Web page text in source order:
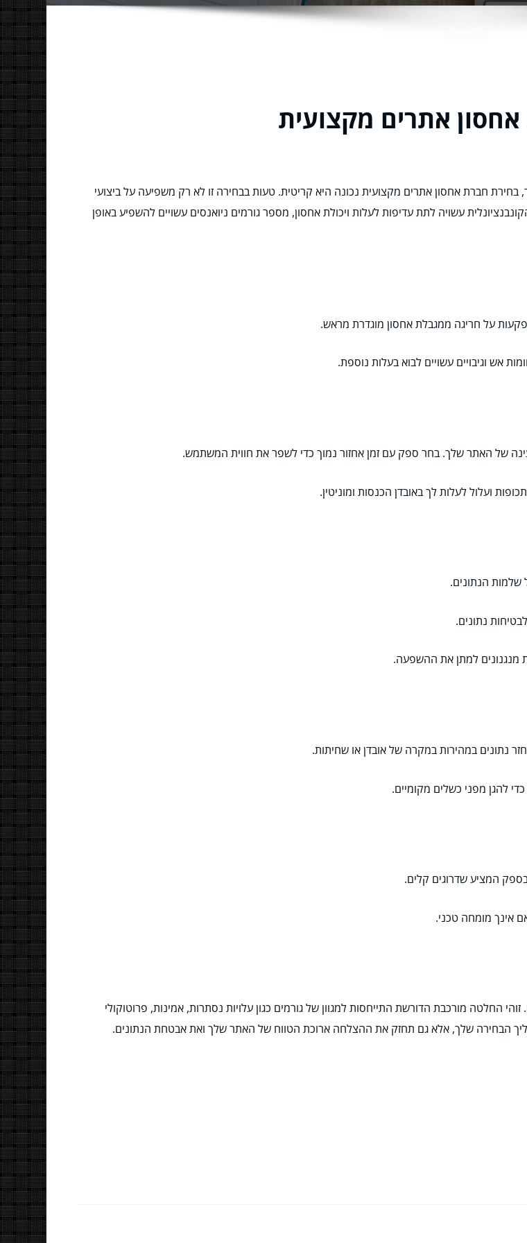
אתרים מקצועית
בחירת חברת אחסון אתרים מקצועית נכונה היא קריטית. טעות בבחירה זו לא רק משפיעה על ביצועי
עשויה לתת עדיפות לעלות ויכולת אחסון, מספר גורמים ניואנסים עשויים להשפיע באופן
על חריגה ממגבלת אחסון מוגדרת מראש.
של האתר שלך. בחר ספק עם זמן אחזור נמוך כדי לשפר את חווית המשתמש.
הנתונים.
נתונים.
נתונים במהירות במקרה של אובדן או שחיתות.
להגן מפני כשלים מקומיים.
המציע שדרוגים קלים.
החלטה מורכבת הדורשת התייחסות למגוון של גורמים כגון עלויות נסתרות, אמינות, פרוטוקולי
הבחירה שלך, אלא גם תחזק את ההצלחה ארוכת הטווח של האתר שלך ואת אבטחת הנתונים.